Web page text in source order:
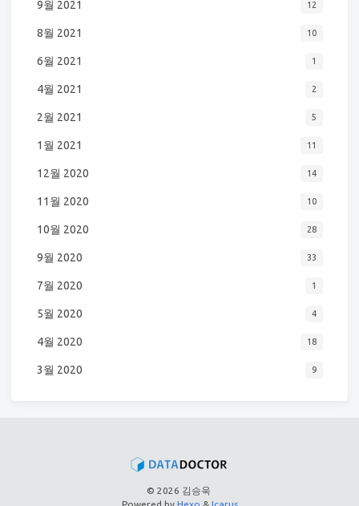
9월 2021 12
8월 2021 10
6월 2021 1
4월 2021 2
2월 2021 5
1월 2021 11
12월 2020 14
11월 2020 10
10월 2020 28
9월 2020 33
7월 2020 1
5월 2020 4
4월 2020 18
3월 2020 9
© 2026 김승욱
Powered by Hexo & Icarus